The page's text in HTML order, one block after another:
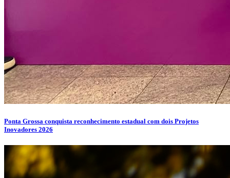
Ponta Grossa conquista reconhecimento estadual com dois Projetos
Inovadores 2026